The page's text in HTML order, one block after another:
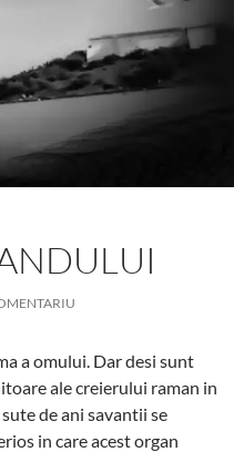
a omului. Dar desi sunt
ale creierului raman in
de ani savantii se
in care acest organ